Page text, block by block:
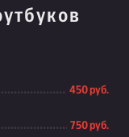
450 руб.
750 руб.